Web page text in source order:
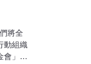
將全
動組織
」